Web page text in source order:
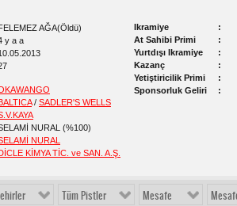
AĞA(Öldü)
y a a
/ SADLER'S WELLS
NURAL (%100)
NURAL
KİMYA TİC. ve SAN. A.Ş.
Ikramiye
At Sahibi Primi
Yurtdışı Ikramiye
Kazanç
Yetiştiricilik Primi
Sponsorluk Geliri
Tüm Pistler Mesafe